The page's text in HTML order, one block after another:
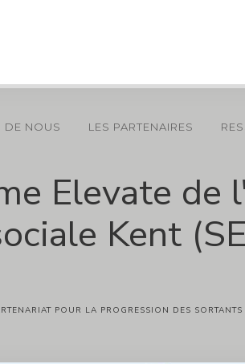
DE NOUS LES PARTENAIRES
Elevate de
Kent
POUR LA PROGRESSION DES